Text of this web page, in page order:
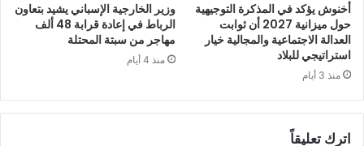
أخنوش يؤكد في المذكرة التوجيهية
حول ميزانية 2027 أن ثوابت
العدالة الاجتماعية والمجالية خيار
استراتيجي للبلاد
منذ 3 أيام
وزير الخارجية الإسباني يشيد بتعاون
الرباط في إعادة قرابة 48 ألف
مهاجر من سبتة المحتلة
منذ 4 أيام
اترك تعليقاً